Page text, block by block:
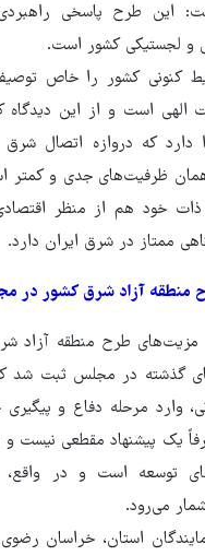
این طرح پاسخی
و لجستیکی کشور است.
کنونی کشور را خاص
الهی است و از این
دارد که دروازه اتصال
ظرفیت‌های جدی و کمتر
خود هم از منظر
ممتاز در شرق ایران دارد.
منطقه آزاد شرق کشور در
مزیت‌های طرح منطقه آزاد
گذشته در مجلس ثبت شد
وارد مرحله دفاع و
یک پیشنهاد مقطعی نیست و
توسعه است و در
می‌رود.
استان، خراسان رضوی